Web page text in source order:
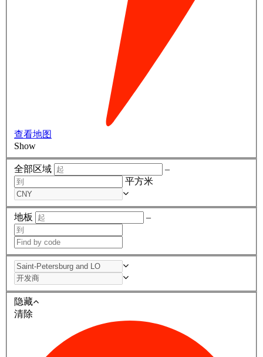
查看地图
Show
全部区域
–
平方米
地板 –
隐藏
清除